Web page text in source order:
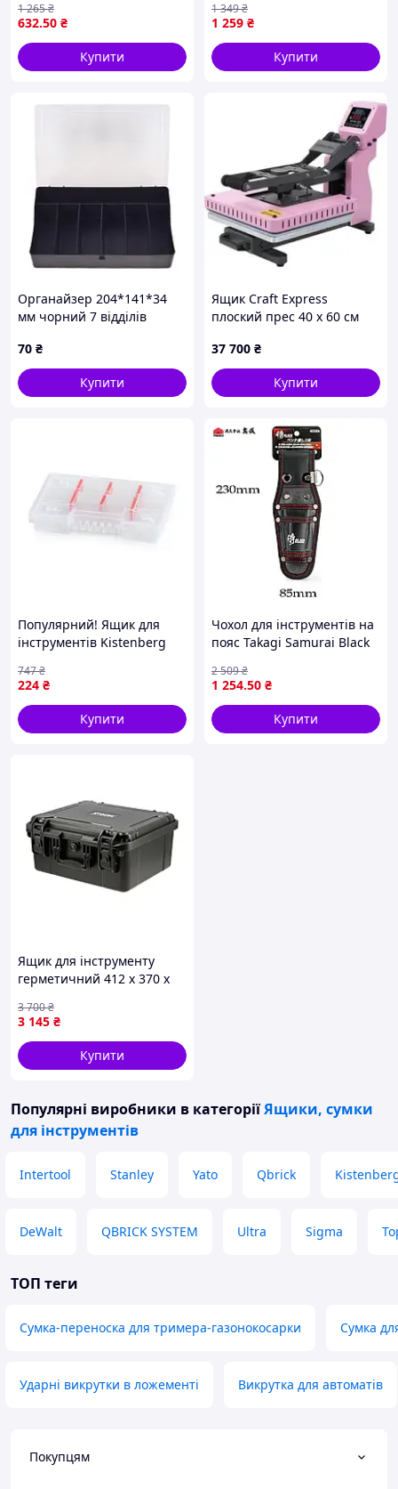
двома місткими кишенями
для зручності
використання
632.50 ₴
1 265₴
Купити
1 259 ₴
1 349₴
Купити
Органайзер 204*141*34
мм чорний 7 відділів
70 ₴
Купити
Ящик Craft Express
плоский прес 40 х 60 см
37 700 ₴
Купити
Популярний! Ящик для
інструментів Kistenberg
195*155*35, NORT,
KNO20154T (KNO20154T) -
Краща якість тільки на
224 ₴
747₴
Купити
Чохол для інструментів на
пояс Takagi Samurai Black
стильний аксесуар для
майстрів
1 254.50 ₴
2 509₴
Купити
Ящик для інструменту
герметичний 412 x 370 x
Yato YT-088975
3 145 ₴
3 700₴
Купити
Популярні виробники в категоріїЯщики, сумки
для інструментів
Intertool Stanley Yato Qbrick
DeWalt QBRICK SYSTEM Ultra Sigma
ТОП теги
Сумка-переноска для тримера-газонокосарки Сумка
Ударні викрутки в ложементі Викрутка для автоматів
Покупцям